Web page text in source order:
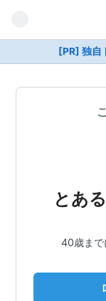
[PR] 独自
とあ
40歳まで